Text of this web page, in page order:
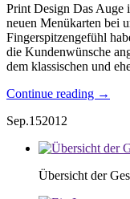
Print Design Das Auge
neuen Menükarten bei
Fingerspitzengefühl
die Kundenwünsche
dem klassischen und
Continue reading →
Sep.152012
Übersicht der